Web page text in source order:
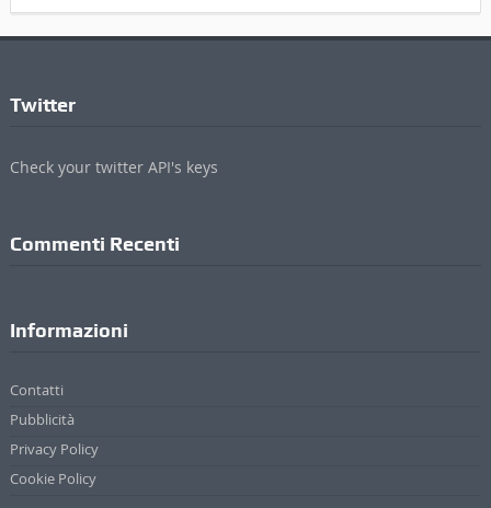
Twitter
Check your twitter API's keys
Commenti Recenti
Informazioni
Contatti
Pubblicità
Privacy Policy
Cookie Policy